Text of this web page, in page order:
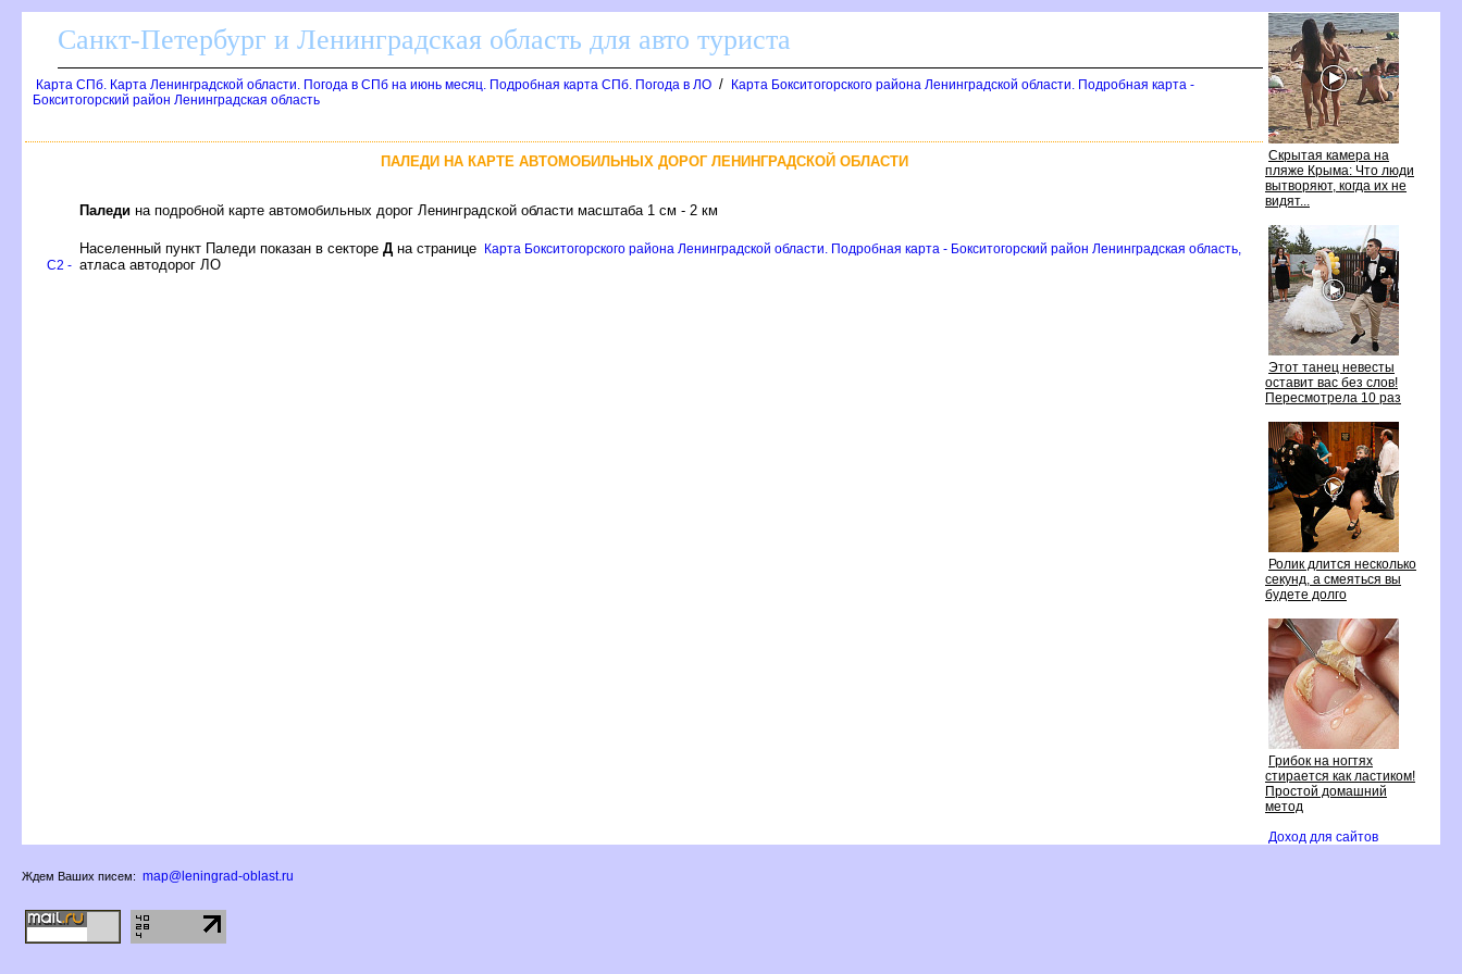
Скрытая камера на
пляже Крыма: Что люди
ытворяют, когда их не
идят...
Этот танец невесты
оставит вас без слов!
Пересмотрела 10 раз
Ролик длится несколько
секунд, а смеяться вы
удете долго
Грибок на ногтях
стирается как ластиком!
Простой домашний
метод
Доход для сайто
Санкт-Петербург и Ленинградская область для авто туриста
Карта СПб. Карта Ленинградской области. Погода в СПб на июнь месяц. Подробная карта СПб. Погода в ЛО /
Карта Бокситогорского района Ленинградской области. Подробная карта -
Бокситогорский район Ленинградская область
ПАЛЕДИ НА КАРТЕ АВТОМОБИЛЬНЫХ ДОРОГ ЛЕНИНГРАДСКОЙ ОБЛАСТИ
Паледи на подробной карте автомобильных дорог Ленинградской области масштаба 1 см - 2 км
Населенный пункт Паледи показан в секторе Д на странице Карта Бокситогорского района Ленинградской области. Подробная карта - Бокситогорский район Ленинградская область,
C2 - атласа автодорог ЛО
Ждем Ваших писем: map@leningrad-oblast.ru